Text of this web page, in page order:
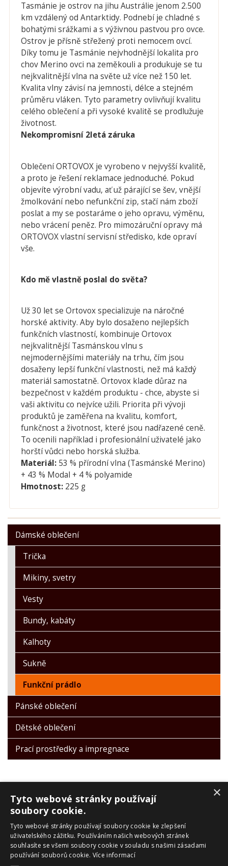
Tasmánie je ostrov na jihu Austrálie jenom 2.500
km vzdálený od Antarktidy. Podnebí je chladné s
bohatými srážkami a s výživnou pastvou pro ovce.
Ostrov je přísně střežený proti nemocem ovcí.
Díky tomu je Tasmánie nejvhodnější lokalita pro
chov Merino ovci na zeměkouli a produkuje se tu
nejkvalitnější vlna na světe už více než 150 let.
Kvalita vlny závisí na jemnosti, délce a stejném
průměru vláken. Tyto parametry ovlivňují kvalitu
celého oblečení a při vysoké kvalitě se prodlužuje
životnost.
Nekompromisní 2letá záruka
Oblečení ORTOVOX je vyrobeno v nejvyšší kvalitě,
a proto je řešení reklamace jednoduché. Pokud
objevíte výrobní vadu, ať už párající se šev, vnější
žmolkování nebo nefunkční zip, stačí nám zboží
poslat a my se postaráme o jeho opravu, výměnu,
nebo vrácení peněz. Pro mimozáruční opravy má
ORTOVOX vlastní servisní středisko, kde opraví
vše.
Kdo mě vlastně poslal do světa?
Už 30 let se Ortovox specializuje na náročné
horské aktivity. Aby bylo dosaženo nejlepších
funkčních vlastností, kombinuje Ortovox
nejkvalitnější Tasmánskou vlnu s
nejmodernějšími materiály na trhu, čím jsou
dosaženy lepší funkční vlastnosti, než má každý
materiál samostatně. Ortovox klade důraz na
bezpečnost v každém produktu - chce, abyste si
vaši aktivitu co nejvíce užili. Priorita při vývoji
produktů je zaměřena na kvalitu, komfort,
funkčnost a životnost, které jsou nadřazené ceně.
To ocenili například i profesionální uživatelé jako
horští vůdci nebo horská služba.
Materiál: 53 % přírodní vlna (Tasmánské Merino)
+ 43 % Modal + 4 % polyamide
Hmotnost:225 g
Dámské oblečení
Trička
Mikiny, svetry
Vesty
Bundy, kabáty
Kalhoty
Sukně
Funkční prádlo
Pánské oblečení
Dětské oblečení
Prací prostředky a impregnace
PRO ZÁKAZNÍKY
Obchodní podmínky
Reklamační řád
×
Tyto webové stránky používají
soubory cookie.
Tyto webové stránky používají soubory cookie ke zlepšení
uživatelského zážitku. Používáním našich webových stránek
souhlasíte se všemi soubory cookie v souladu s našimi zásadami
používání souborů cookie. Více informací